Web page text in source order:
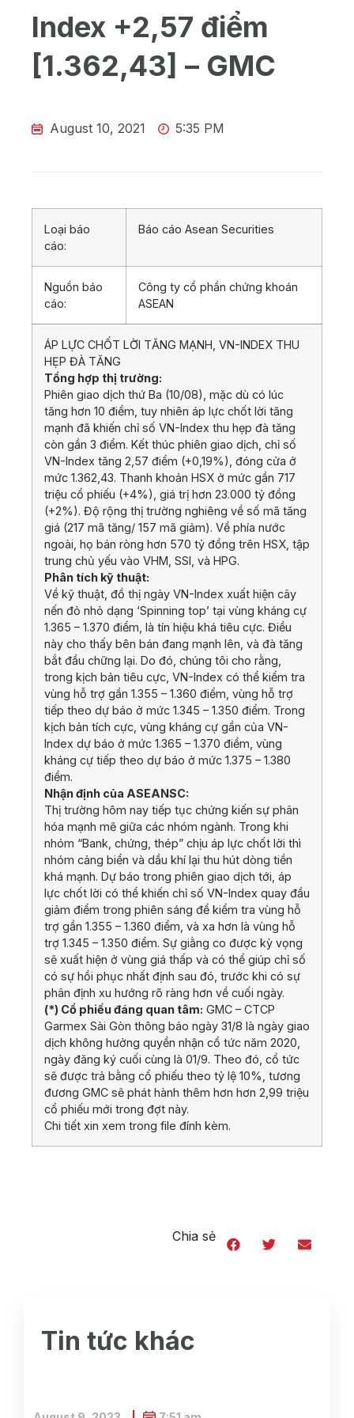
Index +2,57 điểm
[1.362,43] – GMC
August 10, 2021 5:35 PM
Loại báo
cáo:
Báo cáo Asean Securities
Nguồn báo
cáo:
Công ty cổ phần chứng khoán
ASEAN
ÁP LỰC CHỐT LỜI TĂNG MẠNH, VN-INDEX THU
HẸP ĐÀ TĂNG
Tổng hợp thị trường:
Phiên giao dịch thứ Ba (10/08), mặc dù có lúc
tăng hơn 10 điểm, tuy nhiên áp lực chốt lời tăng
mạnh đã khiến chỉ số VN-Index thu hẹp đà tăng
còn gần 3 điểm. Kết thúc phiên giao dịch, chỉ số
VN-Index tăng 2,57 điểm (+0,19%), đóng cửa ở
mức 1.362,43. Thanh khoản HSX ở mức gần 717
triệu cổ phiếu (+4%), giá trị hơn 23.000 tỷ đồng
(+2%). Độ rộng thị trường nghiêng về số mã tăng
giá (217 mã tăng/ 157 mã giảm). Về phía nước
ngoài, họ bán ròng hơn 570 tỷ đồng trên HSX, tập
trung chủ yếu vào VHM, SSI, và HPG.
Phân tích kỹ thuật:
Về kỹ thuật, đồ thị ngày VN-Index xuất hiện cây
nến đỏ nhỏ dạng ‘Spinning top’ tại vùng kháng cự
1.365 – 1.370 điểm, là tín hiệu khá tiêu cực. Điều
này cho thấy bên bán đang mạnh lên, và đà tăng
bắt đầu chững lại. Do đó, chúng tôi cho rằng,
trong kịch bản tiêu cực, VN-Index có thể kiểm tra
vùng hỗ trợ gần 1.355 – 1.360 điểm, vùng hỗ trợ
tiếp theo dự báo ở mức 1.345 – 1.350 điểm. Trong
kịch bản tích cực, vùng kháng cự gần của VN-
Index dự báo ở mức 1.365 – 1.370 điểm, vùng
kháng cự tiếp theo dự báo ở mức 1.375 – 1.380
điểm.
Nhận định của ASEANSC:
Thị trường hôm nay tiếp tục chứng kiến sự phân
hóa mạnh mẽ giữa các nhóm ngành. Trong khi
nhóm “Bank, chứng, thép” chịu áp lực chốt lời thì
nhóm cảng biển và dầu khí lại thu hút dòng tiền
khá mạnh. Dự báo trong phiên giao dịch tới, áp
lực chốt lời có thể khiến chỉ số VN-Index quay đầu
giảm điểm trong phiên sáng để kiểm tra vùng hỗ
trợ gần 1.355 – 1.360 điểm, và xa hơn là vùng hỗ
trợ 1.345 – 1.350 điểm. Sự giằng co được kỳ vọng
sẽ xuất hiện ở vùng giá thấp và có thể giúp chỉ số
có sự hồi phục nhất định sau đó, trước khi có sự
phân định xu hướng rõ ràng hơn về cuối ngày.
(*) Cổ phiếu đáng quan tâm: GMC – CTCP
Garmex Sài Gòn thông báo ngày 31/8 là ngày giao
dịch không hưởng quyền nhận cổ tức năm 2020,
ngày đăng ký cuối cùng là 01/9. Theo đó, cổ tức
sẽ được trả bằng cổ phiếu theo tỷ lệ 10%, tương
đương GMC sẽ phát hành thêm hơn hơn 2,99 triệu
cổ phiếu mới trong đợt này.
Chi tiết xin xem trong file đính kèm.
Chia sẻ
Tin tức khác